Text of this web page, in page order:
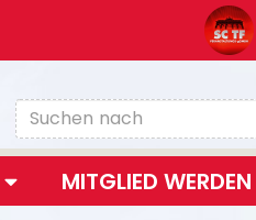
MITGLIED WERDEN